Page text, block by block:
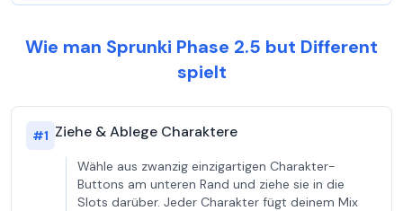
Wie man Sprunki Phase 2.5 but Different
spielt
#1 Ziehe & Ablege Charaktere
Wähle aus zwanzig einzigartigen Charakter-
Buttons am unteren Rand und ziehe sie in die
Slots darüber. Jeder Charakter fügt deinem Mix